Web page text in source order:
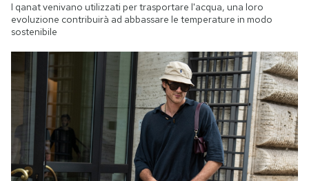
I qanat venivano utilizzati per trasportare l'acqua, una loro
evoluzione contribuirà ad abbassare le temperature in modo
sostenibile